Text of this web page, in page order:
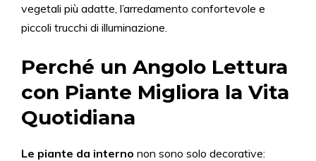
vegetali più adatte, l’arredamento confortevole e
piccoli trucchi di illuminazione.
Perché un Angolo Lettura
con Piante Migliora la Vita
Quotidiana
Le piante da interno non sono solo decorative: